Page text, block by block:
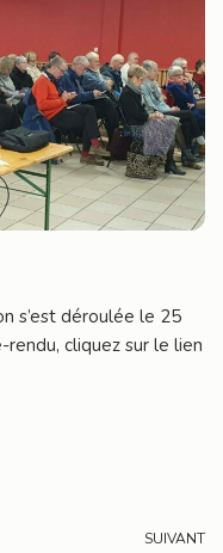
s’est déroulée le 25
cliquez sur le lien
SUIVANT